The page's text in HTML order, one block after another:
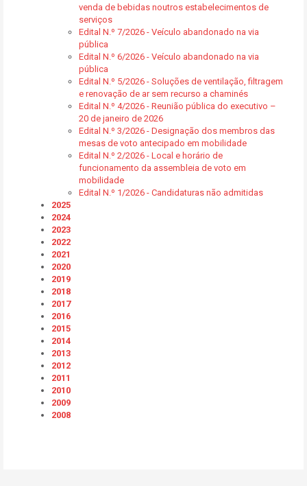
venda de bebidas noutros estabelecimentos de
serviços
Edital N.º 7/2026 - Veículo abandonado na via
pública
Edital N.º 6/2026 - Veículo abandonado na via
pública
Edital N.º 5/2026 - Soluções de ventilação, filtragem
e renovação de ar sem recurso a chaminés
Edital N.º 4/2026 - Reunião pública do executivo –
20 de janeiro de 2026
Edital N.º 3/2026 - Designação dos membros das
mesas de voto antecipado em mobilidade
Edital N.º 2/2026 - Local e horário de
funcionamento da assembleia de voto em
mobilidade
Edital N.º 1/2026 - Candidaturas não admitidas
2025
2024
2023
2022
2021
2020
2019
2018
2017
2016
2015
2014
2013
2012
2011
2010
2009
2008